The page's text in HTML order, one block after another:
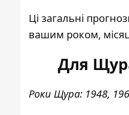
Ці загальні
вашим роком,
Для
Роки Щура: 1948,